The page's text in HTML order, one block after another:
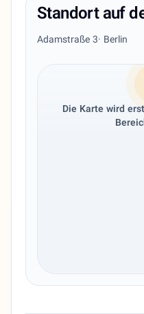
Standort auf
Adamstraße 3· Berlin
Die Karte wird